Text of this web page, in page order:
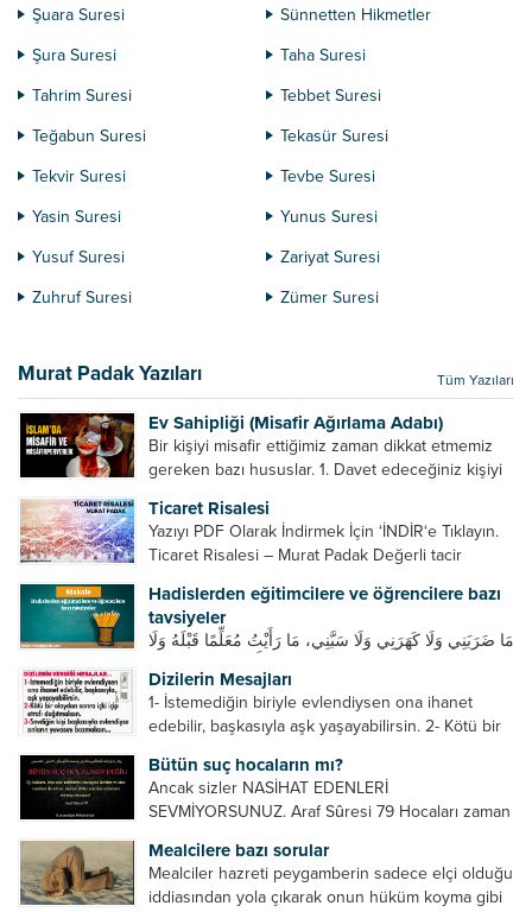
Şuara Suresi
Sünnetten Hikmetler
Şura Suresi
Taha Suresi
Tahrim Suresi
Tebbet Suresi
Teğabun Suresi
Tekasür Suresi
Tekvir Suresi
Tevbe Suresi
Yasin Suresi
Yunus Suresi
Yusuf Suresi
Zariyat Suresi
Zuhruf Suresi
Zümer Suresi
Murat Padak Yazıları Tüm Yazıları
Ev Sahipliği (Misafir Ağırlama Adabı)
Bir kişiyi misafir ettiğimiz zaman dikkat etmemiz
gereken bazı hususlar. 1. Davet edeceğiniz kişiyi
önce, bir hafta önce veya gün içinde davet edin....
Ticaret Risalesi
Yazıyı PDF Olarak İndirmek İçin ‘İNDİR‘e Tıklayın.
Ticaret Risalesi – Murat Padak Değerli tacir
ticaret yapmaktır. Peygamber efendimiz de ticaret
yapmıştır. Hz. Hatice...
Hadislerden eğitimcilere ve öğrencilere bazı
tavsiyeler
مَا ضَرَبَنِي وَلَا كَهَرَنِي وَلَا سَبَّنِي، مَا رَأَيْتُ مُعَلِّمًا قَبْلَهُ وَلَا
ve sellem beni dövmedi, azarlamadı ve bana
sövmedi. Ben ne ondan önce...
Dizilerin Mesajları
1- İstemediğin biriyle evlendiysen ona ihanet
edebilir, başkasıyla aşk yaşayabilirsin. 2- Kötü bir
Sevdiğin kişi başkasıyla evlendiyse onların
yuvasını bozmalısın. 4- Hiçbir dizide...
Bütün suç hocaların mı?
Ancak sizler NASİHAT EDENLERİ
SEVMİYORSUNUZ. Araf Sûresi 79 Hocaları zaman
geliştirmeleri hususunda bazen açık bazen gizli
tenkitlerde bulunmuşuzdur. Örneğin hocalarda
olması gereken hususları sıralar ve...
Mealcilere bazı sorular
Mealciler hazreti peygamberin sadece elçi olduğu
iddiasından yola çıkarak onun hüküm koyma gibi